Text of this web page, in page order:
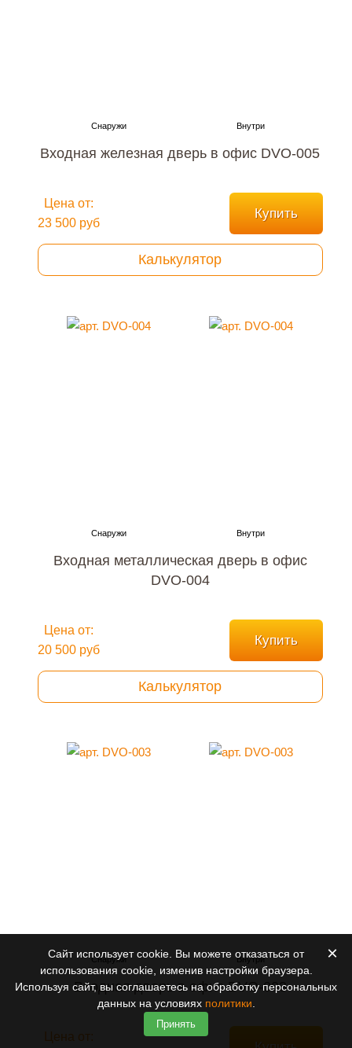
Входная железная дверь в офис DVO-005
Цена от:
23 500 руб
Купить
Калькулятор
Входная металлическая дверь в офис
DVO-004
Цена от:
20 500 руб
Купить
Калькулятор
Входная дверь в офис DVO-003
Цена от:
Сайт использует cookie. Вы можете отказаться от
использования cookie, изменив настройки браузера.
Используя сайт, вы соглашаетесь на обработку персональных
данных на условиях политики
Принять
×